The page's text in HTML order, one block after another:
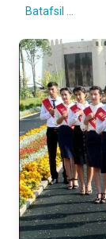
Batafsil ...